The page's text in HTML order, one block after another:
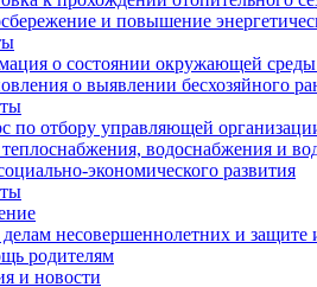
и повышение
о состоянии окружающей
о выявлении бесхозяйного
по отбору управляющей
водоснабжения и
экономического развития
несовершеннолетних и
родителям
и новости